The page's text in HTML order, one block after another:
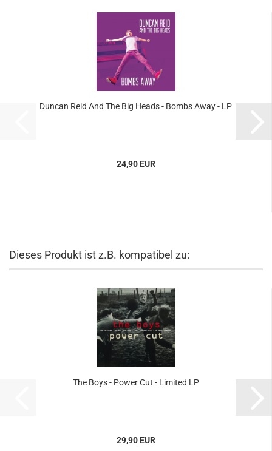
Duncan Reid And The Big Heads - Bombs Away - LP
24,90 EUR
Dieses Produkt ist z.B. kompatibel zu:
The Boys - Power Cut - Limited LP
29,90 EUR